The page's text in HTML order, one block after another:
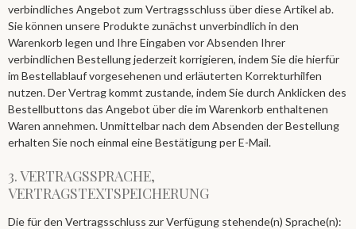
verbindliches Angebot zum Vertragsschluss über diese Artikel ab.
Sie können unsere Produkte zunächst unverbindlich in den
Warenkorb legen und Ihre Eingaben vor Absenden Ihrer
verbindlichen Bestellung jederzeit korrigieren, indem Sie die hierfür
im Bestellablauf vorgesehenen und erläuterten Korrekturhilfen
nutzen. Der Vertrag kommt zustande, indem Sie durch Anklicken des
Bestellbuttons das Angebot über die im Warenkorb enthaltenen
Waren annehmen. Unmittelbar nach dem Absenden der Bestellung
erhalten Sie noch einmal eine Bestätigung per E-Mail.
3. VERTRAGSSPRACHE,
VERTRAGSTEXTSPEICHERUNG
Die für den Vertragsschluss zur Verfügung stehende(n) Sprache(n):